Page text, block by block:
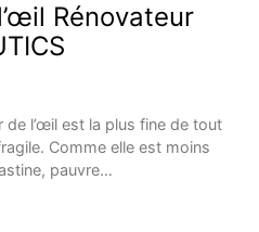
Rénovateur
l’œil est la plus fine de tout
Comme elle est moins
pauvre…